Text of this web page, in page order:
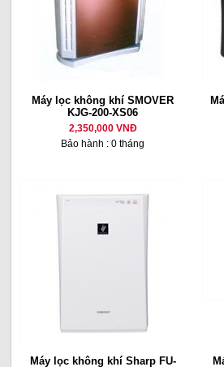
Máy lọc không khí SMOVER
KJG-200-XS06
2,350,000 VNĐ
Bảo hành : 0 tháng
Máy lọc không khí Sharp FU-